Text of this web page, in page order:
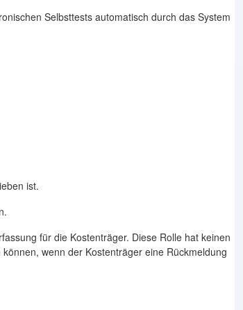
Selbsttests automatisch durch das System
ist.
für die Kostenträger. Diese Rolle hat keinen
wenn der Kostenträger eine Rückmeldung